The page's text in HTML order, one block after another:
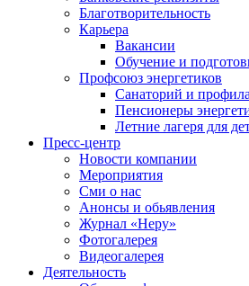
Благотворительность
Карьера
Вакансии
Обучение и
Профсоюз энергетиков
Санаторий и
Пенсионеры
Летние лагеря для
Пресс-центр
Новости компании
Мероприятия
Сми о нас
Анонсы и обьявления
Журнал «Неру»
Фотогалерея
Видеогалерея
Деятельность